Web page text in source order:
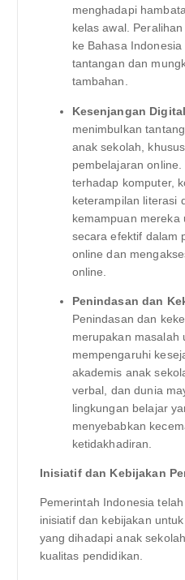
menghadapi
kelas awal.
ke Bahasa
tantangan dan
tambahan.
Kesenjangan
menimbulkan
anak sekolah,
pembelajaran
terhadap komputer,
keterampilan literasi
kemampuan
secara efektif dalam
online dan
online.
Penindasan dan
Penindasan dan
merupakan masalah
mempengaruhi
akademis anak
verbal, dan dunia
lingkungan belajar
menyebabkan
ketidakhadiran.
Inisiatif dan Kebijakan
Pemerintah Indonesia
inisiatif dan kebijakan
yang dihadapi anak
kualitas pendidikan.